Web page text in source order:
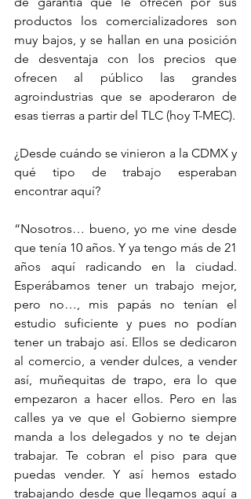
productos los comercializadores son
muy bajos, y se hallan en una posición
de desventaja con los precios que
ofrecen al público las grandes
agroindustrias que se apoderaron de
esas tierras a partir del TLC (hoy T-MEC).
¿Desde cuándo se vinieron a la CDMX y
qué tipo de trabajo esperaban
encontrar aquí?
“Nosotros… bueno, yo me vine desde
que tenía 10 años. Y ya tengo más de 21
años aquí radicando en la ciudad.
Esperábamos tener un trabajo mejor,
pero no…, mis papás no tenían el
estudio suficiente y pues no podían
tener un trabajo así. Ellos se dedicaron
al comercio, a vender dulces, a vender
así, muñequitas de trapo, era lo que
empezaron a hacer ellos. Pero en las
calles ya ve que el Gobierno siempre
manda a los delegados y no te dejan
trabajar. Te cobran el piso para que
puedas vender. Y así hemos estado
trabajando desde que llegamos aquí a